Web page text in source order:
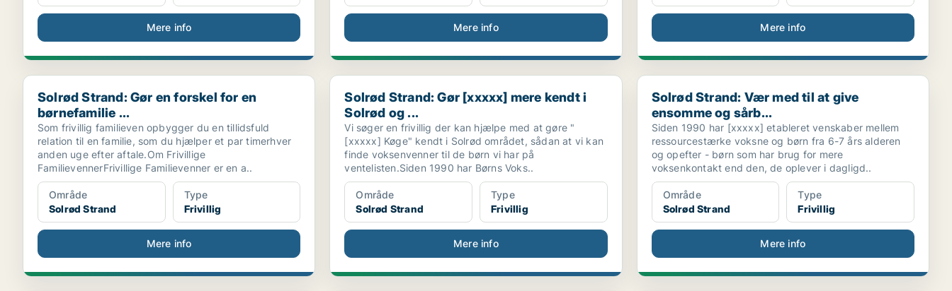
Mere info Mere info Mere info
Solrød Strand: Gør en forskel for en børnefamilie ...
Solrød Strand: Gør en forskel for en
børnefamilie ...
Som frivillig familieven opbygger du en tillidsfuld
relation til en familie, som du hjælper et par timerhver
anden uge efter aftale.Om Frivillige
FamilievennerFrivillige Familievenner er en a..
Område
Solrød Strand
Type
Frivillig
Mere info
Solrød Strand: Gør [xxxxx] mere kendt i Solrød og ...
Solrød Strand: Gør [xxxxx] mere kendt i
Solrød og ...
Vi søger en frivillig der kan hjælpe med at gøre "
[xxxxx] Køge" kendt i Solrød området, sådan at vi kan
finde voksenvenner til de børn vi har på
ventelisten.Siden 1990 har Børns Voks..
Område
Solrød Strand
Type
Frivillig
Mere info
Solrød Strand: Vær med til at give ensomme og sårb...
Solrød Strand: Vær med til at give
ensomme og sårb...
Siden 1990 har [xxxxx] etableret venskaber mellem
ressourcestærke voksne og børn fra 6-7 års alderen
og opefter - børn som har brug for mere
voksenkontakt end den, de oplever i dagligd..
Område
Solrød Strand
Type
Frivillig
Mere info